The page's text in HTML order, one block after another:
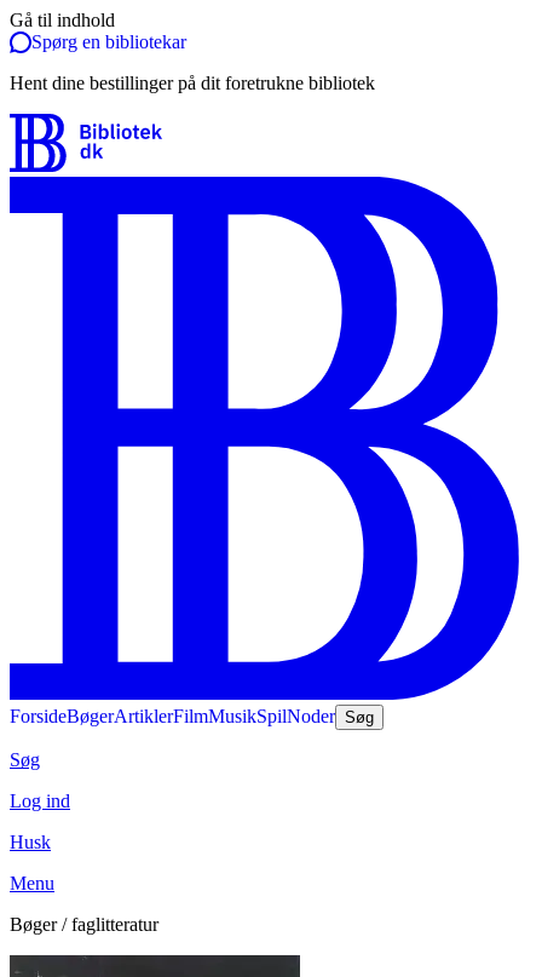
Gå til indhold
Spørg en bibliotekar
Hent dine bestillinger på dit foretrukne bibliotek
ForsideBøgerArtiklerFilmMusikSpilNoder Søg
Søg
Log ind
Husk
Menu
Bøger / faglitteratur